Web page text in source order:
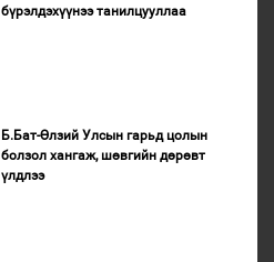
бүрэлдэхүүнээ танилцууллаа
Б.Бат-Өлзий Улсын гарьд цолын
болзол хангаж, шөвгийн дөрөвт
үлдлээ